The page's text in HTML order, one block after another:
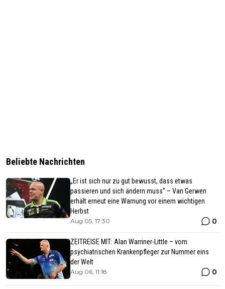
Beliebte Nachrichten
„Er ist sich nur zu gut bewusst, dass etwas
passieren und sich ändern muss“ – Van Gerwen
erhält erneut eine Warnung vor einem wichtigen
Herbst
Aug 05, 17:30 0
ZEITREISE MIT: Alan Warriner-Little – vom
psychiatrischen Krankenpfleger zur Nummer eins
der Welt
Aug 06, 11:18 0